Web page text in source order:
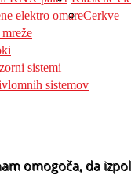
elektro omareCerkve
sistemi
sistemov
omogoča, da